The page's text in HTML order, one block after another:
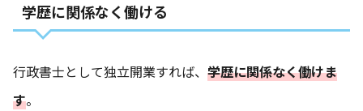
学歴に関係なく働ける
行政書士として独立開業すれば、 学歴に関係なく働けま
す。